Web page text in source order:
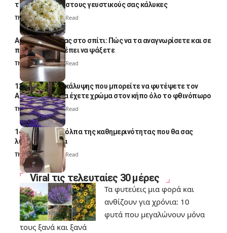
το απογειώσει στους γευστικούς σας κάλυκες
Thali Ombre4 Min Read
Αυγά κατσαρίδας στο σπίτι: Πώς να τα αναγνωρίσετε και σε
ποια σημεία πρέπει να ψάξετε
Thali Ombre4 Min Read
12 φυτά εδαφοκάλυψης που μπορείτε να φυτέψετε τον
Αύγουστο για να έχετε χρώμα στον κήπο όλο το φθινόπωρο
Thali Ombre7 Min Read
14 πανέξυπνα κόλπα της καθημερινότητας που θα σας
λύσουν τα χέρια
Thali Ombre 6 Min Read
Viral τις τελευταίες 30 μέρες
Τα φυτεύεις μια φορά και
ανθίζουν για χρόνια: 10
φυτά που μεγαλώνουν μόνα
τους ξανά και ξανά